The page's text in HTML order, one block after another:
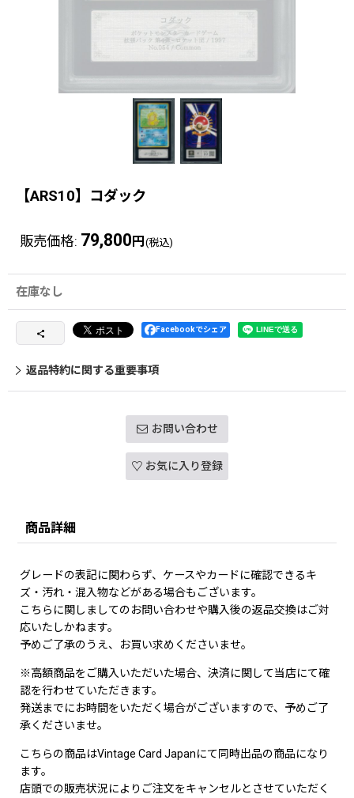
【ARS10】コダック
販売価格: 79,800 円 (税込)
在庫なし
Facebookでシェア
返品特約に関する重要事項
お問い合わせ
お気に入り登録
商品詳細
グレードの表記に関わらず、ケースやカードに確認できるキ
ズ・汚れ・混入物などがある場合もございます。
こちらに関しましてのお問い合わせや購入後の返品交換はご対
応いたしかねます。
予めご了承のうえ、お買い求めくださいませ。
※高額商品をご購入いただいた場合、決済に関して当店にて確
認を行わせていただきます。
発送までにお時間をいただく場合がございますので、予めご了
承くださいませ。
こちらの商品はVintage Card Japanにて同時出品の商品になり
ます。
店頭での販売状況によりご注文をキャンセルとさせていただく